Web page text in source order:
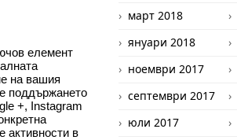
елемент
на вашия
поддържането
+, Instagram
активности в
март 2018
януари 2018
ноември 2017
септември 2017
юли 2017